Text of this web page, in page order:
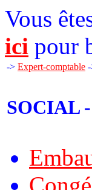
Vous
ici pour
-> Expert-comptable
SOCIAL